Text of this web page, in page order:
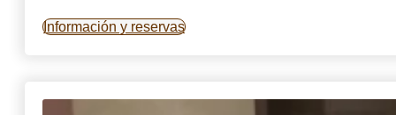
Información y reservas